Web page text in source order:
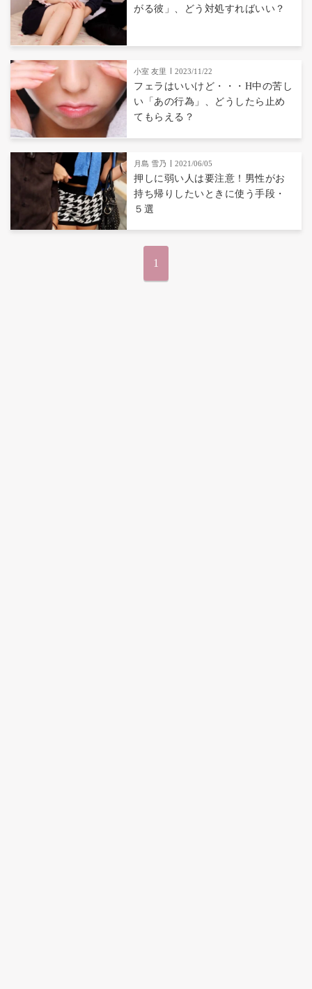
がる彼」、どう対処すればいい？
小室 友里 2023/11/22
フェラはいいけど・・・H中の苦し
い「あの行為」、どうしたら止め
てもらえる？
月島 雪乃 2021/06/05
押しに弱い人は要注意！男性がお
持ち帰りしたいときに使う手段・
５選
1